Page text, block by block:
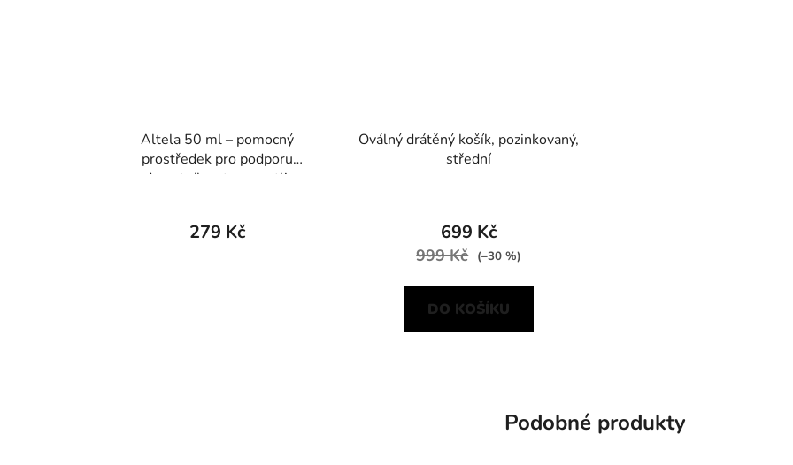
Altela 50 ml – pomocný
prostředek pro podporu
zdravotního stavu rostlin
279 Kč
Oválný drátěný košík, pozinkovaný,
střední
699 Kč
999 Kč (–30 %)
DO KOŠÍKU
Podobné produkty